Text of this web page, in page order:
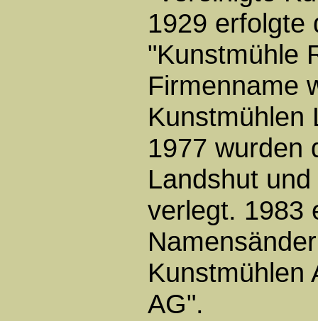
1929 erfolgte
"Kunstmühle
Firmenname
Kunstmühlen
1977 wurden
Landshut
verlegt. 1983
Kunstmühlen
AG".